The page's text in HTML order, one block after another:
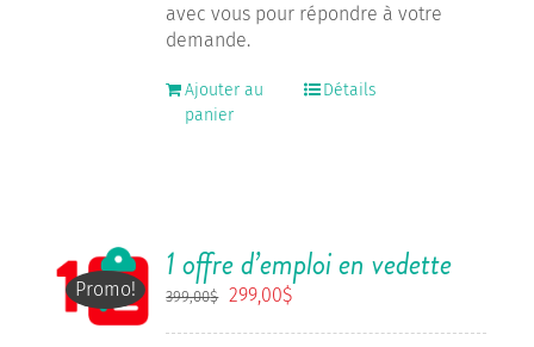
avec vous pour répondre à votre
demande.
Ajouter au
panier
Détails
Promo!
1 offre d’emploi en vedette
399,00$ Le
299,00$Le